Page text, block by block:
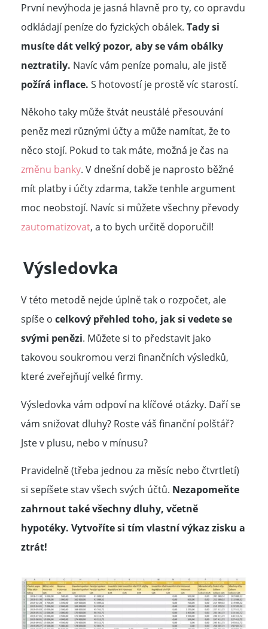
První nevýhoda je jasná hlavně pro ty, co opravdu
odkládají peníze do fyzických obálek. Tady si
musíte dát velký pozor, aby se vám obálky
neztratily. Navíc vám peníze pomalu, ale jistě
požírá inflace. S hotovostí je prostě víc starostí.
Někoho taky může štvát neustálé přesouvání
peněz mezi různými účty a může namítat, že to
něco stojí. Pokud to tak máte, možná je čas na
změnu banky. V dnešní době je naprosto běžné
mít platby i účty zdarma, takže tenhle argument
moc neobstojí. Navíc si můžete všechny převody
zautomatizovat, a to bych určitě doporučil!
Výsledovka
V této metodě nejde úplně tak o rozpočet, ale
spíše o celkový přehled toho, jak si vedete se
svými penězi. Můžete si to představit jako
takovou soukromou verzi finančních výsledků,
které zveřejňují velké firmy.
Výsledovka vám odpoví na klíčové otázky. Daří se
vám snižovat dluhy? Roste váš finanční polštář?
Jste v plusu, nebo v mínusu?
Pravidelně (třeba jednou za měsíc nebo čtvrtletí)
si sepíšete stav všech svých účtů. Nezapomeňte
zahrnout také všechny dluhy, včetně
hypotéky. Vytvoříte si tím vlastní výkaz zisku a
ztrát!